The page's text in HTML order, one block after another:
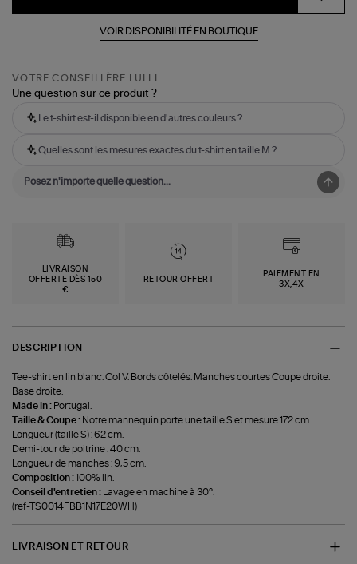
VOIR DISPONIBILITÉ EN BOUTIQUE
VOTRE CONSEILLÈRE LULLI
Une question sur ce produit ?
Le t-shirt est-il disponible en d'autres couleurs ?
Quelles sont les mesures exactes du t-shirt en taille M ?
LIVRAISON
OFFERTE DÈS 150
€
RETOUR OFFERT
PAIEMENT EN
3X,4X
DESCRIPTION
Tee-shirt en lin blanc. Col V. Bords côtelés. Manches courtes Coupe droite.
Base droite.
Made in : Portugal.
Taille & Coupe : Notre mannequin porte une taille S et mesure 172 cm.
Longueur (taille S) : 62 cm.
Demi-tour de poitrine : 40 cm.
Longueur de manches : 9,5 cm.
Composition :100% lin.
Conseil d'entretien :
Lavage en machine à 30°.
(ref-TS0014FBB1N17E20WH)
LIVRAISON ET RETOUR